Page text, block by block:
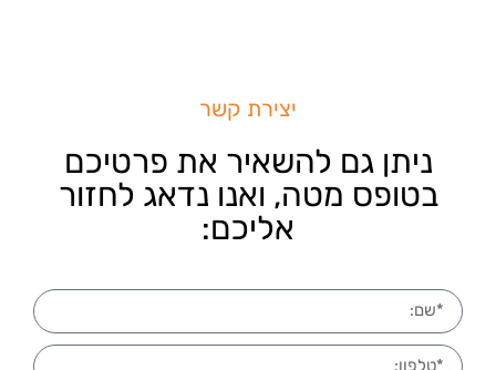
יצירת קשר
ניתן גם להשאיר את פרטיכם
בטופס מטה, ואנו נדאג לחזור
אליכם: